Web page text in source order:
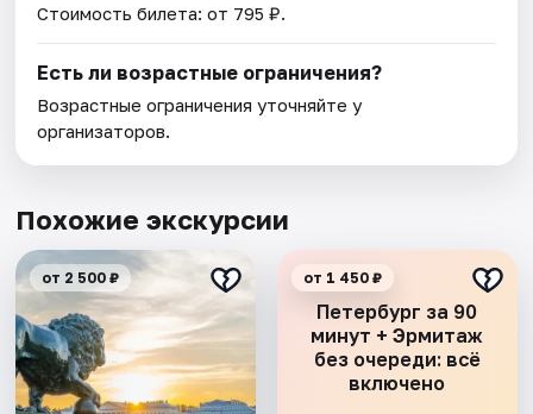
Стоимость билета: от 795 ₽.
Есть ли возрастные ограничения?
Возрастные ограничения уточняйте у
организаторов.
Похожие экскурсии
от 2 500 ₽
Петербург за 90
минут + Эрмитаж
без очереди: всё
включено
от 1 450 ₽